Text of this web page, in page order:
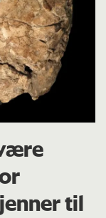
til